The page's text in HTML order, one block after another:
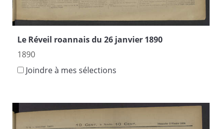
Le Réveil roannais du 26 janvier 1890
1890
Joindre à mes sélections